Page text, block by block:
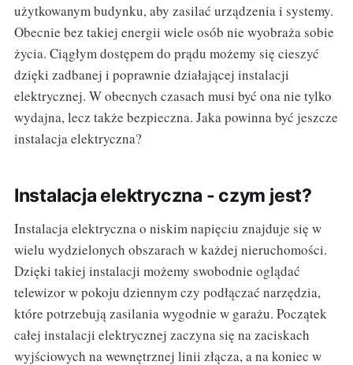
użytkowanym budynku, aby zasilać urządzenia i systemy.
Obecnie bez takiej energii wiele osób nie wyobraża sobie
życia. Ciągłym dostępem do prądu możemy się cieszyć
dzięki zadbanej i poprawnie działającej instalacji
elektrycznej. W obecnych czasach musi być ona nie tylko
wydajna, lecz także bezpieczna. Jaka powinna być jeszcze
instalacja elektryczna?
Instalacja elektryczna - czym jest?
Instalacja elektryczna o niskim napięciu znajduje się w
wielu wydzielonych obszarach w każdej nieruchomości.
Dzięki takiej instalacji możemy swobodnie oglądać
telewizor w pokoju dziennym czy podłączać narzędzia,
które potrzebują zasilania wygodnie w garażu. Początek
całej instalacji elektrycznej zaczyna się na zaciskach
wyjściowych na wewnętrznej linii złącza, a na koniec w